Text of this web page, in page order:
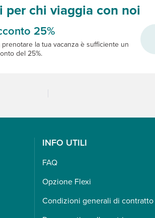
per chi viaggia con noi
25%
prenotare la tua vacanza è sufficiente un
del 25%.
INFO UTILI
FAQ
Opzione Flexi
Condizioni generali di contratto